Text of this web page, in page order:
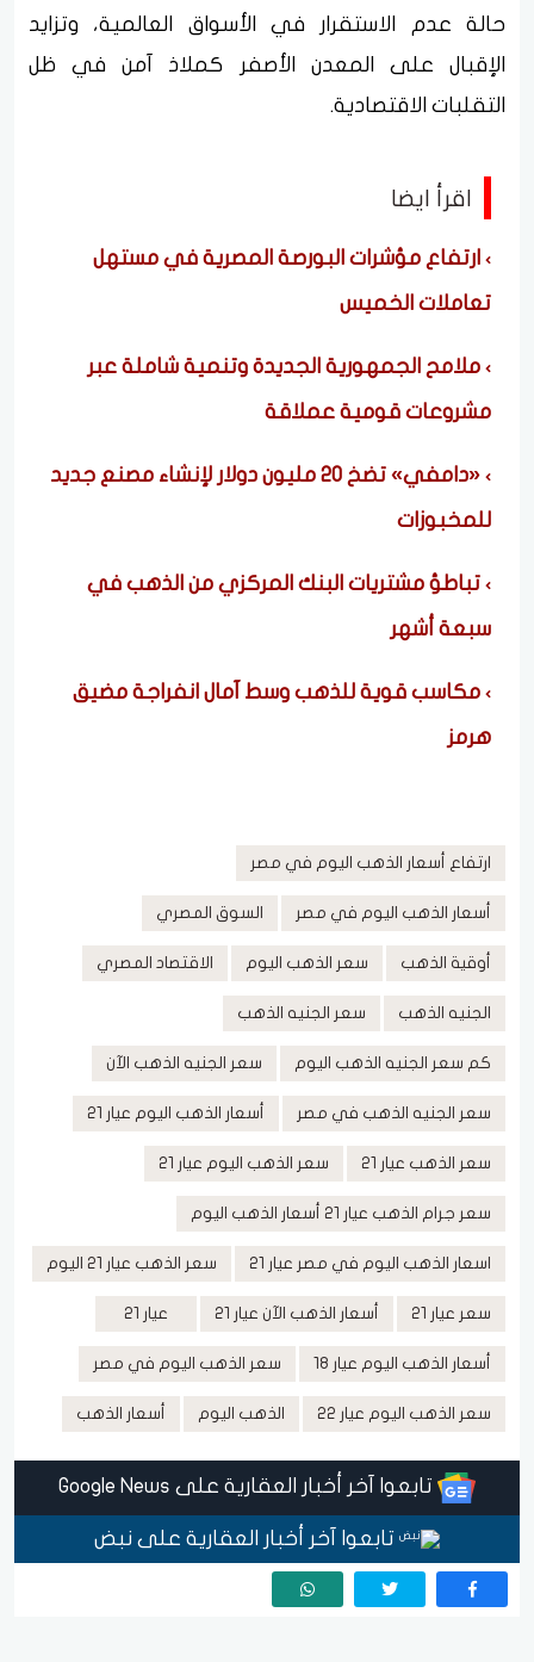
حالة عدم الاستقرار في الأسواق العالمية، وتزايد
الإقبال على المعدن الأصفر كملاذ آمن في ظل
التقلبات الاقتصادية.
اقرأ ايضا
ارتفاع مؤشرات البورصة المصرية في مستهل
تعاملات الخميس
ملامح الجمهورية الجديدة وتنمية شاملة عبر
مشروعات قومية عملاقة
«دامفي» تضخ 20 مليون دولار لإنشاء مصنع جديد
للمخبوزات
تباطؤ مشتريات البنك المركزي من الذهب في
سبعة أشهر
مكاسب قوية للذهب وسط آمال انفراجة مضيق
هرمز
ارتفاع أسعار الذهب اليوم في مصر
أسعار الذهب اليوم في مصر السوق المصري
أوقية الذهب سعر الذهب اليوم الاقتصاد المصري
الجنيه الذهب سعر الجنيه الذهب
كم سعر الجنيه الذهب اليوم سعر الجنيه الذهب الآن
سعر الجنيه الذهب في مصر أسعار الذهب اليوم عيار 21
سعر الذهب عيار 21 سعر الذهب اليوم عيار 21
سعر جرام الذهب عيار 21 أسعار الذهب اليوم
اسعار الذهب اليوم في مصر عيار 21 سعر الذهب عيار 21 اليوم
سعر عيار 21 أسعار الذهب الآن عيار 21 عيار 21
أسعار الذهب اليوم عيار 18 سعر الذهب اليوم في مصر
سعر الذهب اليوم عيار 22 الذهب اليوم أسعار الذهب
تابعوا آخر أخبار العقارية على Google News
تابعوا آخر أخبار العقارية على نبض